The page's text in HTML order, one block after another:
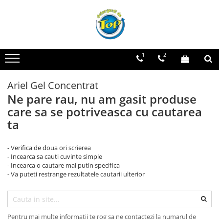
Ingrijire Casa
Detergenti Rufe
Detergenti Pudra
Detergent Lichid
Balsam De Rufe
Detergenti Curatenie Casa
Asevi Pardoseli
Produse Pentru Baie
Produse Pentru Bucatarie
Detergenti Curatenie Casa
Detergent Pardoseli
1 2
Ariel Gel Concentrat
Ne pare rau, nu am gasit produse
care sa se potriveasca cu cautarea
ta
- Verifica de doua ori scrierea
- Incearca sa cauti cuvinte simple
- Incearca o cautare mai putin specifica
- Va puteti restrange rezultatele cautarii ulterior
Pentru mai multe informatii te rog sa ne contactezi la numarul de